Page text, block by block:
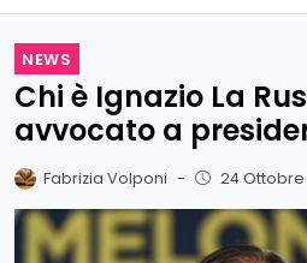
NEWS
Chi è Ignazio La
avvocato a
Fabrizia Volponi - 24 Ottobre